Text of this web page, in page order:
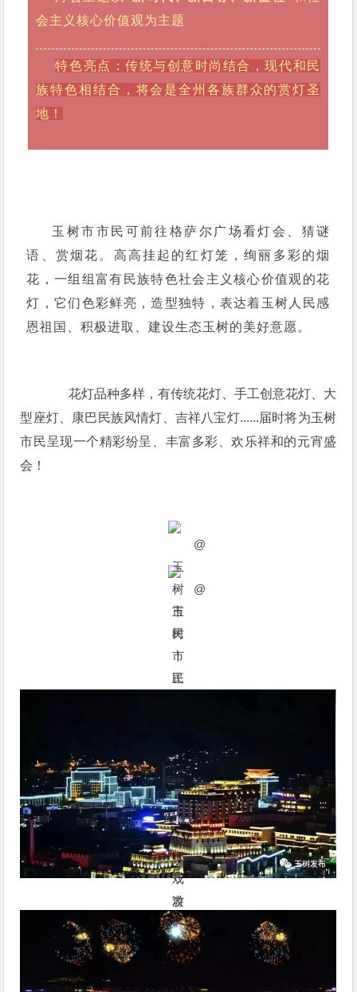
会主义核心价值观为主题
特色亮点：传统与创意时尚结合，现代和民
族特色相结合，将会是全州各族群众的赏灯圣
地！
玉树市市民可前往格萨尔广场看灯会、猜谜
语、赏烟花。高高挂起的红灯笼，绚丽多彩的烟
花，一组组富有民族特色社会主义核心价值观的花
灯，它们色彩鲜亮，造型独特，表达着玉树人民感
恩祖国、积极进取、建设生态玉树的美好意愿。
花灯品种多样，有传统花灯、手工创意花灯、大
型座灯、康巴民族风情灯、吉祥八宝灯......届时将为玉树
市民呈现一个精彩纷呈、丰富多彩、欢乐祥和的元宵盛
会！